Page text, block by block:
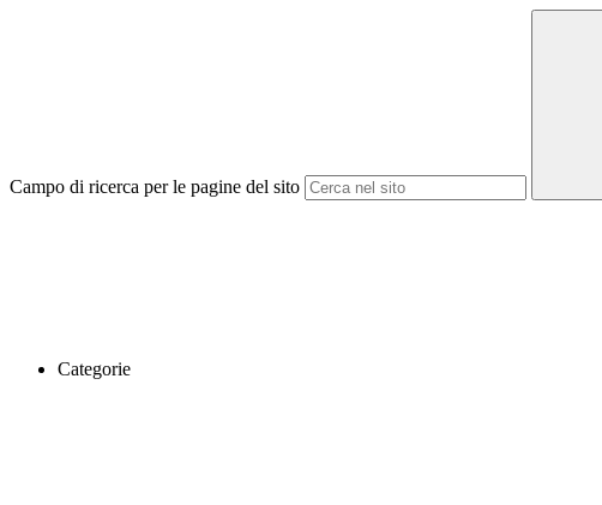
Campo di ricerca per le pagine del sito
Categorie